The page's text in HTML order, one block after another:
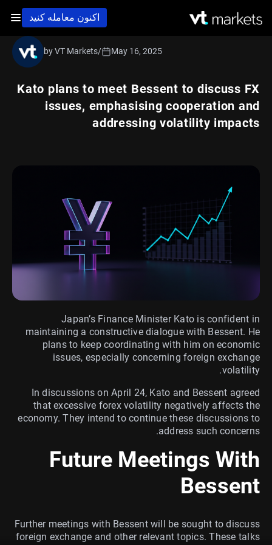
اکنون معامله کنید
Kato plans to meet Bessent to discuss FX
issues, emphasising cooperation and
addressing volatility impacts
by VT Markets/ May 16, 2025
Japan’s Finance Minister Kato is confident in
maintaining a constructive dialogue with Bessent. He
plans to keep coordinating with him on economic
issues, especially concerning foreign exchange
volatility.
In discussions on April 24, Kato and Bessent agreed
that excessive forex volatility negatively affects the
economy. They intend to continue these discussions to
address such concerns.
Future Meetings With
Bessent
Further meetings with Bessent will be sought to discuss
foreign exchange and other relevant topics. These talks